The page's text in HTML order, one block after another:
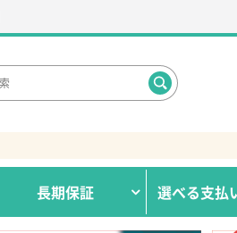
長期保証 選べる支払